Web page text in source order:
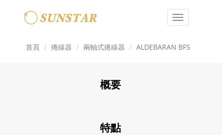
Toggle
首頁
捲線器 兩軸式捲線器 ALDEBARAN BFS
概要
特點